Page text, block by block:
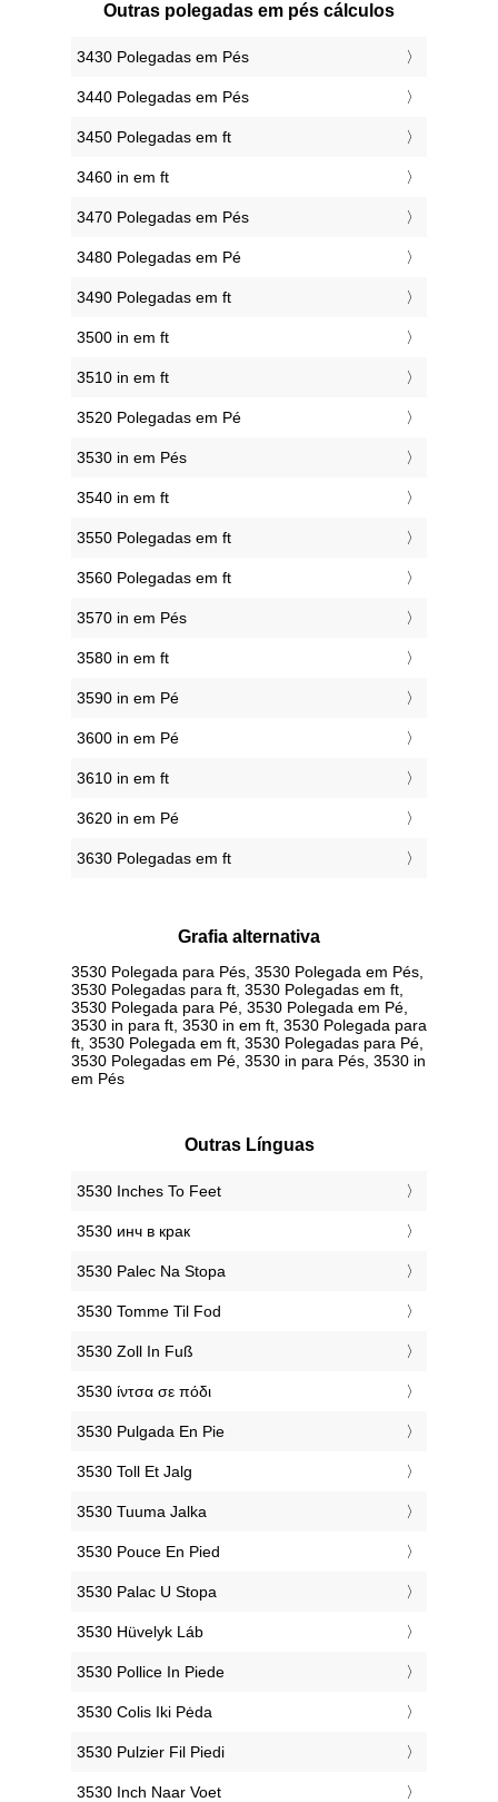
Outras polegadas em pés cálculos
3430 Polegadas em Pés
3440 Polegadas em Pés
3450 Polegadas em ft
3460 in em ft
3470 Polegadas em Pés
3480 Polegadas em Pé
3490 Polegadas em ft
3500 in em ft
3510 in em ft
3520 Polegadas em Pé
3530 in em Pés
3540 in em ft
3550 Polegadas em ft
3560 Polegadas em ft
3570 in em Pés
3580 in em ft
3590 in em Pé
3600 in em Pé
3610 in em ft
3620 in em Pé
3630 Polegadas em ft
Grafia alternativa
3530 Polegada para Pés, 3530 Polegada em Pés,
3530 Polegadas para ft, 3530 Polegadas em ft,
3530 Polegada para Pé, 3530 Polegada em Pé,
3530 in para ft, 3530 in em ft, 3530 Polegada para
ft, 3530 Polegada em ft, 3530 Polegadas para Pé,
3530 Polegadas em Pé, 3530 in para Pés, 3530 in
em Pés
Outras Línguas
‎3530 Inches To Feet
‎3530 инч в крак
‎3530 Palec Na Stopa
‎3530 Tomme Til Fod
‎3530 Zoll In Fuß
‎3530 ίντσα σε πόδι
‎3530 Pulgada En Pie
‎3530 Toll Et Jalg
‎3530 Tuuma Jalka
‎3530 Pouce En Pied
‎3530 Palac U Stopa
‎3530 Hüvelyk Láb
‎3530 Pollice In Piede
‎3530 Colis Iki Pėda
‎3530 Pulzier Fil Piedi
‎3530 Inch Naar Voet